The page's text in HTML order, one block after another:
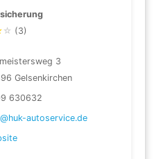
☆ (3)
3
Gelsenkirchen
630632
autoservice.de